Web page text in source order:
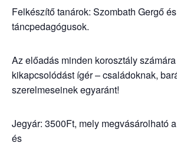
Felkészítő tanárok: Szombath Gergő
táncpedagógusok.
Az előadás minden korosztály
kikapcsolódást ígér – családoknak,
szerelmeseinek egyaránt!
Jegyár: 3500Ft, mely megvásárolható
és